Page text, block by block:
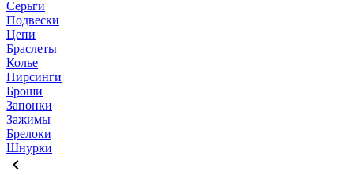
Серьги
Подвески
Цепи
Браслеты
Колье
Пирсинги
Броши
Запонки
Зажимы
Брелоки
Шнурки
keyboard_arrow_left